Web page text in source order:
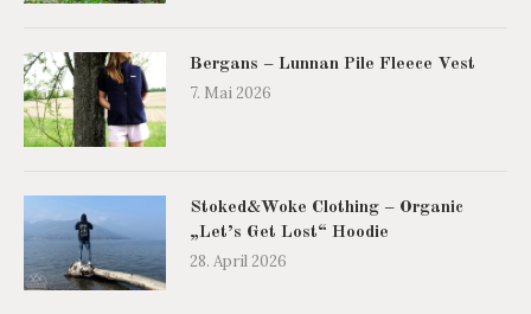
Bergans – Lunnan Pile Fleece Vest
7. Mai 2026
Stoked&Woke Clothing – Organic
„Let’s Get Lost“ Hoodie
28. April 2026